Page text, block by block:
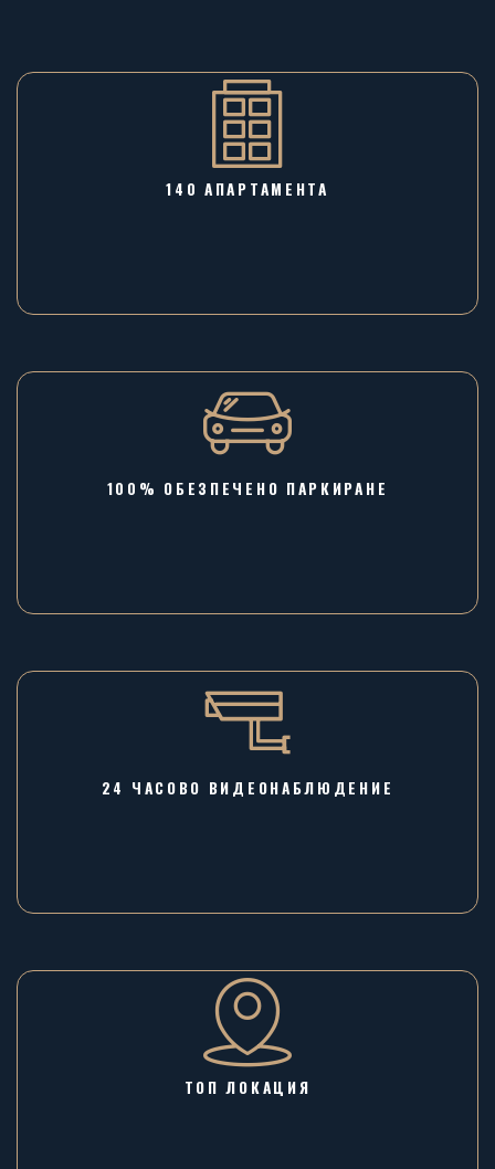
140 АПАРТАМЕНТА
100% ОБЕЗПЕЧЕНО ПАРКИРАНЕ
24 ЧАСОВО ВИДЕОНАБЛЮДЕНИЕ
ТОП ЛОКАЦИЯ